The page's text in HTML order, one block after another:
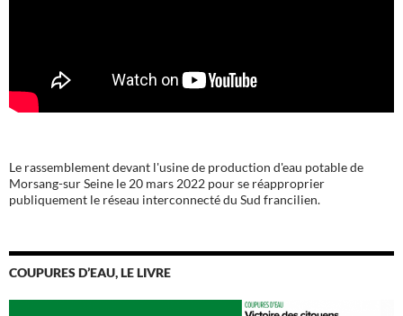
Le rassemblement devant l'usine de production d'eau potable de
Morsang-sur Seine le 20 mars 2022 pour se réapproprier
publiquement le réseau interconnecté du Sud francilien.
COUPURES D’EAU, LE LIVRE